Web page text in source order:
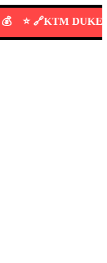
⭐️ 🔗 KTM DUKE 690 -